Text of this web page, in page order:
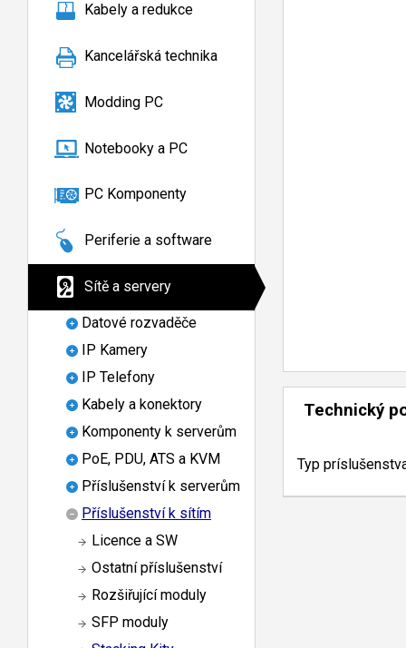
Kabely a redukce
Kancelářská technika
Modding PC
Notebooky a PC
PC Komponenty
Periferie a software
Sítě a servery
Datové rozvaděče
IP Kamery
IP Telefony
Kabely a konektory
Komponenty k serverům
PoE, PDU, ATS a KVM
Příslušenství k serverům
Příslušenství k sítím
Licence a SW
Ostatní příslušenství
Rozšiřující moduly
SFP moduly
Technický
Typ